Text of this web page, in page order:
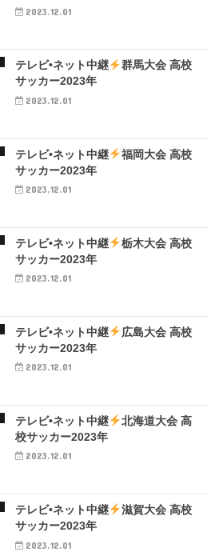
2023.12.01
テレビ•ネット中継
群馬大会 高校
サッカー2023年
2023.12.01
テレビ•ネット中継
福岡大会 高校
サッカー2023年
2023.12.01
テレビ•ネット中継
栃木大会 高校
サッカー2023年
2023.12.01
テレビ•ネット中継
広島大会 高校
サッカー2023年
2023.12.01
テレビ•ネット中継
北海道大会 高
校サッカー2023年
2023.12.01
テレビ•ネット中継
滋賀大会 高校
サッカー2023年
2023.12.01